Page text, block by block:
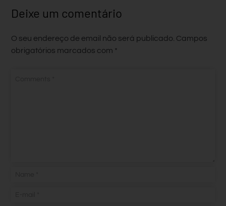
Deixe um comentário
O seu endereço de email não será publicado. Campos
obrigatórios marcados com *